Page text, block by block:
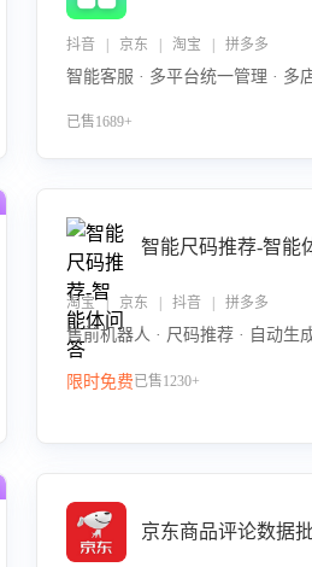
抖音 | 京东 | 淘宝 | 拼多多
智能客服 · 多平台统一管理 · 多
已售1689+
智能尺码推荐-智能
淘宝 | 京东 | 抖音 | 拼多多
售前机器人 · 尺码推荐 · 自动生
限时免费已售1230+
京东商品评论数据